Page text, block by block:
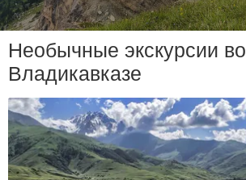
Необычные экскурсии во
Владикавказе